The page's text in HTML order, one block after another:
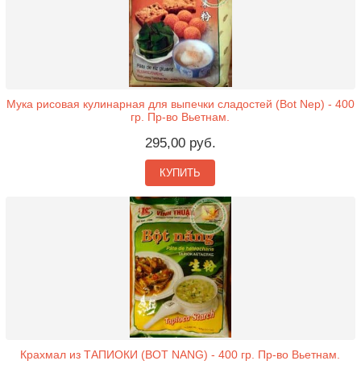
Мука рисовая кулинарная для выпечки сладостей (Bot Nep) - 400
гр. Пр-во Вьетнам.
295,00 руб.
КУПИТЬ
Крахмал из ТАПИОКИ (BOT NANG) - 400 гр. Пр-во Вьетнам.